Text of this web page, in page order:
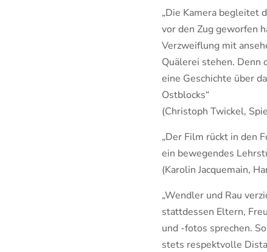
„Die Kamera begleitet
vor den Zug geworfen
Verzweiflung mit
Quälerei stehen. Denn
eine Geschichte über
Ostblocks“
(Christoph Twickel,
„Der Film rückt in den
ein bewegendes
(Karolin Jacquemain,
„Wendler und Rau
stattdessen Eltern,
und -fotos sprechen.
stets respektvolle